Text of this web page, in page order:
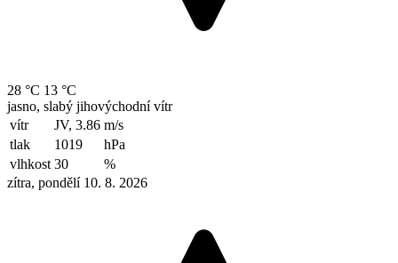
28 °C 13 °C
jasno, slabý jihovýchodní vítr
vítr
JV, 3.86 m/s
tlak
1019
hPa
vlhkost 30
%
zítra, pondělí 10. 8. 2026